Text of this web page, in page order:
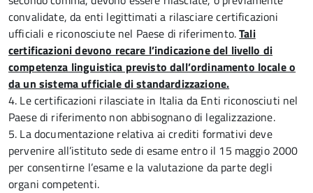
convalidate, da enti legittimati a rilasciare certificazioni
ufficiali e riconosciute nel Paese di riferimento.Tali
certificazioni devono recare l’indicazione del livello di
competenza linguistica previsto dall’ordinamento locale o
da un sistema ufficiale di standardizzazione.
4. Le certificazioni rilasciate in Italia da Enti riconosciuti nel
Paese di riferimento non abbisognano di legalizzazione.
5. La documentazione relativa ai crediti formativi deve
pervenire all’istituto sede di esame entro il 15 maggio 2000
per consentirne l’esame e la valutazione da parte degli
organi competenti.